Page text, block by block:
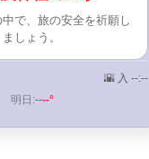
で、旅の安全を祈願し
ましょう。
🌇 入 --:--
明日:----°